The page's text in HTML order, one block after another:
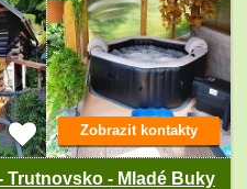
- Mladé Buky
Zobrazit kontakty